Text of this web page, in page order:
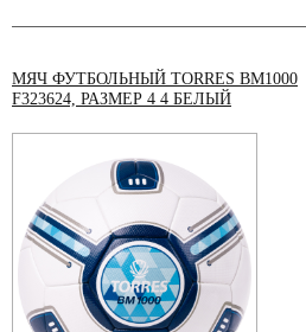
МЯЧ ФУТБОЛЬНЫЙ TORRES BM1000
F323624, РАЗМЕР 4 4 БЕЛЫЙ